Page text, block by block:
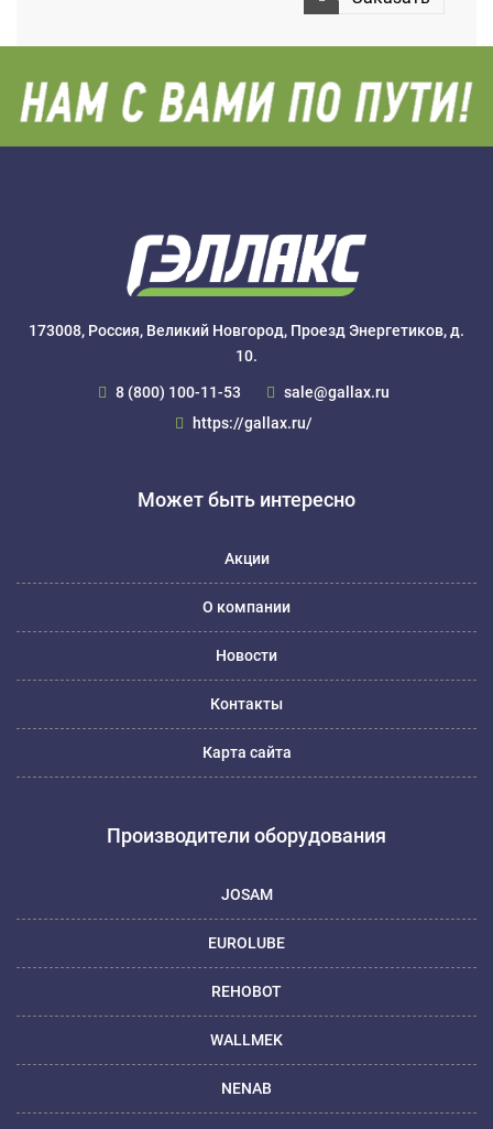
173008, Россия, Великий Новгород, Проезд Энергетиков, д.
10.
8 (800) 100-11-53
sale@gallax.ru
https://gallax.ru/
Может быть интересно
Акции
О компании
Новости
Контакты
Карта сайта
Производители оборудования
JOSAM
EUROLUBE
REHOBOT
WALLMEK
NENAB